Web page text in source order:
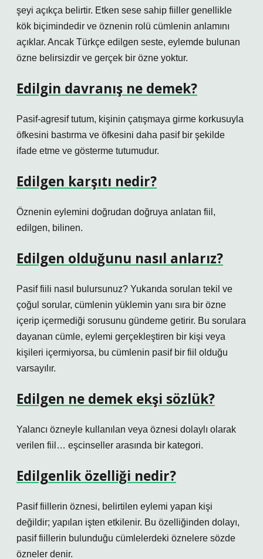
şeyi açıkça belirtir. Etken sese sahip fiiller genellikle
kök biçimindedir ve öznenin rolü cümlenin anlamını
açıklar. Ancak Türkçe edilgen seste, eylemde bulunan
özne belirsizdir ve gerçek bir özne yoktur.
Edilgin davranış ne demek?
Pasif-agresif tutum, kişinin çatışmaya girme korkusuyla
öfkesini bastırma ve öfkesini daha pasif bir şekilde
ifade etme ve gösterme tutumudur.
Edilgen karşıtı nedir?
Öznenin eylemini doğrudan doğruya anlatan fiil,
edilgen, bilinen.
Edilgen olduğunu nasıl anlarız?
Pasif fiili nasıl bulursunuz? Yukarıda sorulan tekil ve
çoğul sorular, cümlenin yüklemin yanı sıra bir özne
içerip içermediği sorusunu gündeme getirir. Bu sorulara
dayanan cümle, eylemi gerçekleştiren bir kişi veya
kişileri içermiyorsa, bu cümlenin pasif bir fiil olduğu
varsayılır.
Edilgen ne demek ekşi sözlük?
Yalancı özneyle kullanılan veya öznesi dolaylı olarak
verilen fiil… eşcinseller arasında bir kategori.
Edilgenlik özelliği nedir?
Pasif fiillerin öznesi, belirtilen eylemi yapan kişi
değildir; yapılan işten etkilenir. Bu özelliğinden dolayı,
pasif fiillerin bulunduğu cümlelerdeki öznelere sözde
özneler denir.